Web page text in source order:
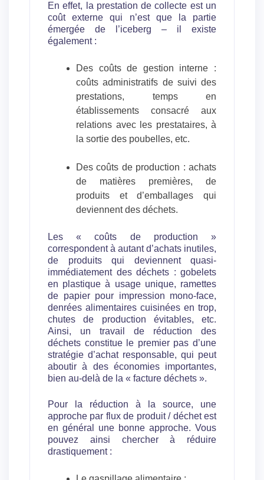
En effet, la prestation de collecte est un
coût externe qui n’est que la partie
émergée de l’iceberg – il existe
également :
Des coûts de gestion interne :
coûts administratifs de suivi des
prestations, temps en
établissements consacré aux
relations avec les prestataires, à
la sortie des poubelles, etc.
Des coûts de production : achats
de matières premières, de
produits et d’emballages qui
deviennent des déchets.
Les « coûts de production »
correspondent à autant d’achats inutiles,
de produits qui deviennent quasi-
immédiatement des déchets : gobelets
en plastique à usage unique, ramettes
de papier pour impression mono-face,
denrées alimentaires cuisinées en trop,
chutes de production évitables, etc.
Ainsi, un travail de réduction des
déchets constitue le premier pas d’une
stratégie d’achat responsable, qui peut
aboutir à des économies importantes,
bien au-delà de la « facture déchets ».
Pour la réduction à la source, une
approche par flux de produit / déchet est
en général une bonne approche. Vous
pouvez ainsi chercher à réduire
drastiquement :